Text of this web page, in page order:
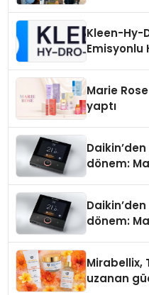
Kleen-Hy-
Emisyonlu
Marie
yaptı
dönem:
dönem:
Mirabellix,
uzanan